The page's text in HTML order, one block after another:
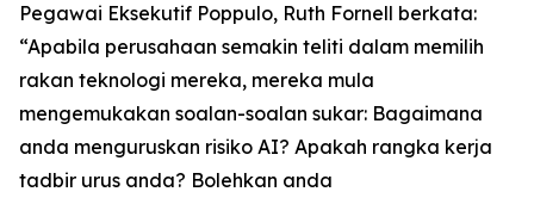
Pegawai Eksekutif Poppulo, Ruth Fornell berkata:
“Apabila perusahaan semakin teliti dalam memilih
rakan teknologi mereka, mereka mula
mengemukakan soalan-soalan sukar: Bagaimana
anda menguruskan risiko AI? Apakah rangka kerja
tadbir urus anda? Bolehkan anda